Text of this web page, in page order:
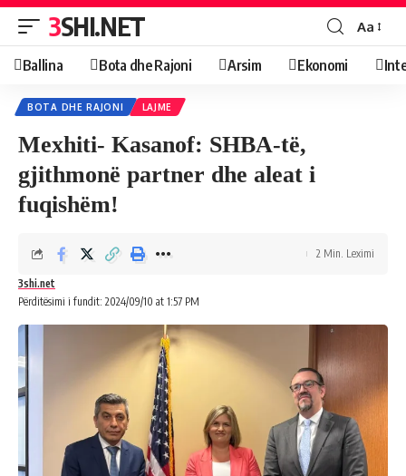
3SHI.NET Aa
Ballina Bota dhe Rajoni Arsim Ekonomi
BOTA DHE RAJONI LAJME
Mexhiti- Kasanof: SHBA-të,
gjithmonë partner dhe aleat i
fuqishëm!
Përditësimi i fundit: 2024/09/10 at 1:57 PM
3shi.net
2 Min. Leximi